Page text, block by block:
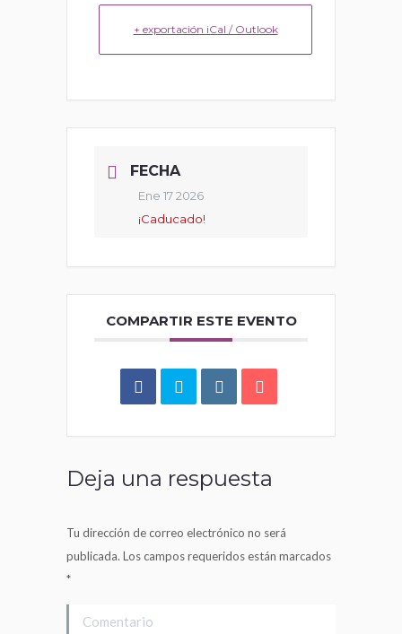
+ exportación iCal / Outlook
FECHA
Ene 17 2026
¡Caducado!
COMPARTIR ESTE EVENTO
Deja una respuesta
Tu dirección de correo electrónico no será
publicada. Los campos requeridos están marcados
*
Comentario